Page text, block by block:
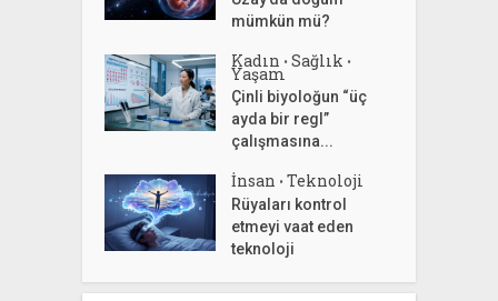
mümkün mü?
Kadın • Sağlık •
Yaşam
Çinli biyoloğun “üç
ayda bir regl”
çalışmasına...
İnsan • Teknoloji
Rüyaları kontrol
etmeyi vaat eden
teknoloji